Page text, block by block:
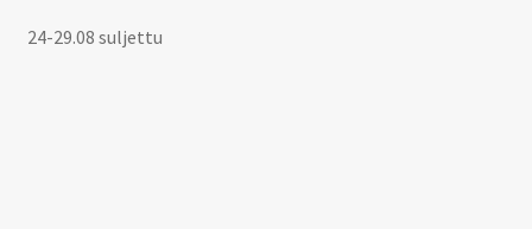
24-29.08 suljettu